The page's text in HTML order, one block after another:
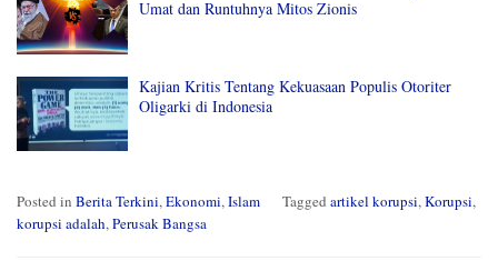
Umat dan Runtuhnya Mitos Zionis
Kajian Kritis Tentang Kekuasaan Populis Otoriter
Oligarki di Indonesia
Posted in Berita Terkini,Ekonomi,Islam Tagged artikel korupsi,Korupsi,
korupsi adalah,Perusak Bangsa